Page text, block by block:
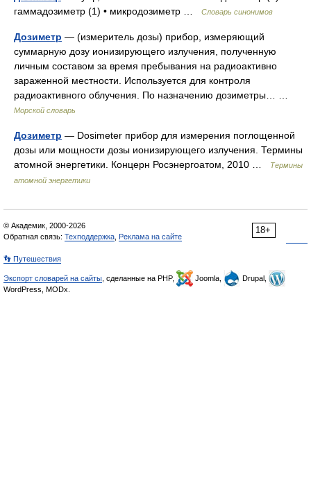
гаммадозиметр (1) • микродозиметр …
Словарь синонимов
Дозиметр — (измеритель дозы) прибор, измеряющий
суммарную дозу ионизирующего излучения, полученную
личным составом за время пребывания на радиоактивно
зараженной местности. Используется для контроля
радиоактивного облучения. По назначению дозиметры… …
Морской словарь
Дозиметр — Dosimeter прибор для измерения поглощенной
дозы или мощности дозы ионизирующего излучения. Термины
атомной энергетики. Концерн Росэнергоатом, 2010 …
Термины
атомной энергетики
18+
© Академик, 2000-2026
Обратная связь: Техподдержка Реклама на сайте
👣 Путешествия
Экспорт словарей на сайты , сделанные на PHP, Joomla,
Drupal,
WordPress, MODx.